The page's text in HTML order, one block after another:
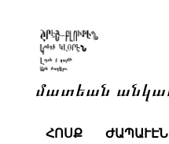
մատեան
ՀՈՍՔ ԺԱՊԱՒԷՆ